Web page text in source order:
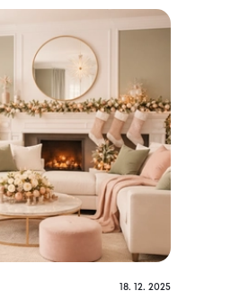
18. 12. 2025